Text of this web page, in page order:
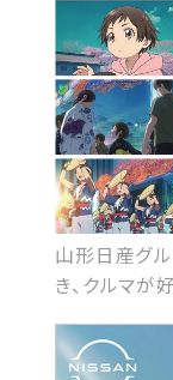
山形日産グ
き、クルマが好